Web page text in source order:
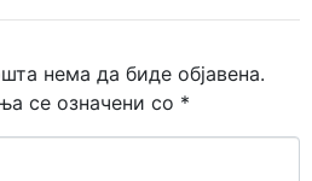
нема да биде објавена.
се означени со *